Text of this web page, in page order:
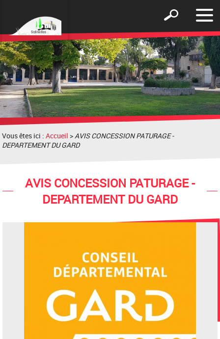
le
Afficher
formulaire
de
recherche
Vous êtes ici :Accueil >AVIS CONCESSION PATURAGE -
DEPARTEMENT DU GARD
AVIS CONCESSION PATURAGE -
DEPARTEMENT DU GARD